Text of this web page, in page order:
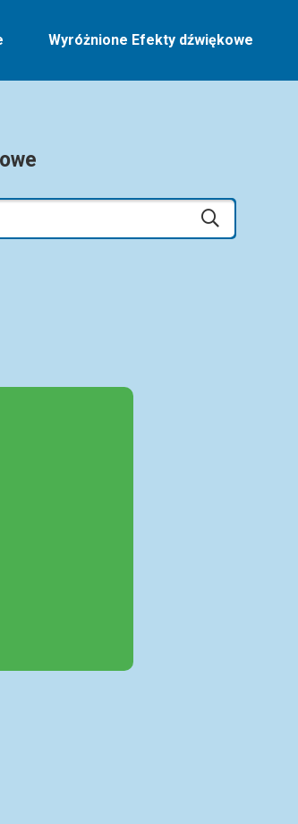
Wyróżnione Efekty dźwiękowe